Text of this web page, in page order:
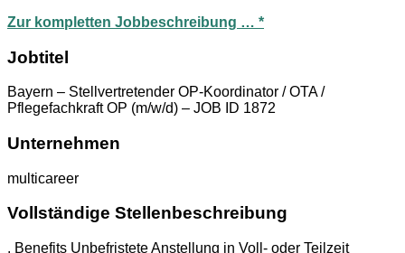
Zur kompletten Jobbeschreibung … *
Jobtitel
Bayern – Stellvertretender OP-Koordinator / OTA /
Pflegefachkraft OP (m/w/d) – JOB ID 1872
Unternehmen
multicareer
Vollständige Stellenbeschreibung
. Benefits Unbefristete Anstellung in Voll- oder Teilzeit